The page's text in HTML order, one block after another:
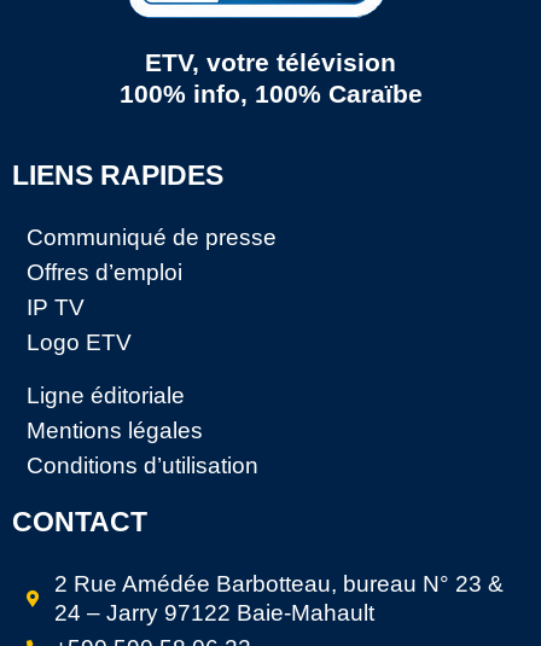
ETV, votre télévision
100% info, 100% Caraïbe
LIENS RAPIDES
Communiqué de presse
Offres d’emploi
IP TV
Logo ETV
Ligne éditoriale
Mentions légales
Conditions d’utilisation
CONTACT
2 Rue Amédée Barbotteau, bureau N° 23 &
24 – Jarry 97122 Baie-Mahault